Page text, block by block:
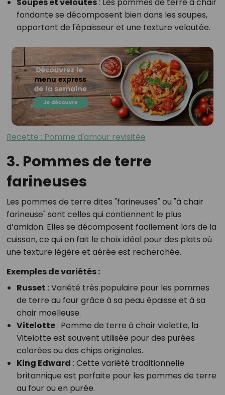
Soupes et veloutés: Les pommes de terre à chair
fondante se décomposent bien dans les soupes,
apportant de l'épaisseur et une texture veloutée.
Recette : Pomme d'amour revisitée
3. Pommes de terre
farineuses
Les pommes de terre dites "farineuses" ou "à chair
farineuse" sont celles qui contiennent le plus
d’amidon. Elles se décomposent facilement lors de la
cuisson, ce qui en fait le choix idéal pour des plats où
une texture légère et aérée est recherchée.
Exemples de variétés :
Russet : Variété très populaire pour les pommes
de terre au four grâce à sa peau épaisse et à sa
chair moelleuse.
Vitelotte: Pomme de terre à chair violette, la
Vitelotte est souvent utilisée pour des purées
colorées ou des chips originales.
King Edward : Cette variété traditionnelle
britannique est parfaite pour les pommes de terre
au four ou en purée.